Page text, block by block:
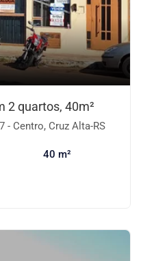
2 quartos, 40m²
- Centro, Cruz Alta-RS
40 m²